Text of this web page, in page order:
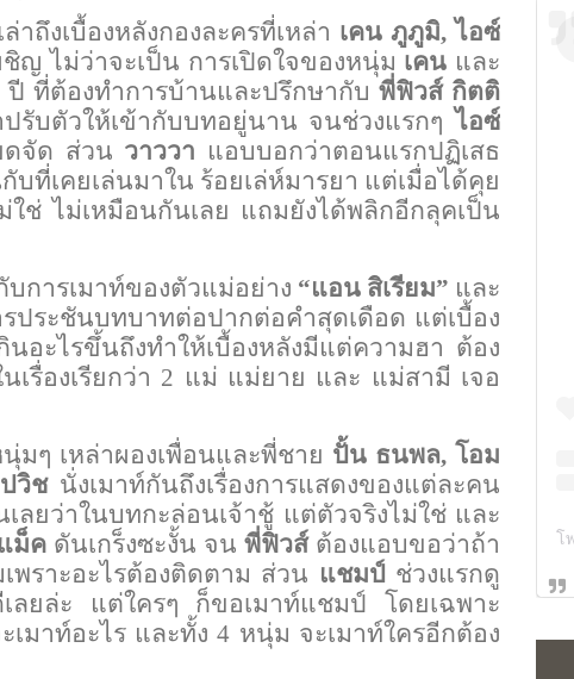
ล่าถึงเบื้องหลังกองละครที่เหล่า เคน ภูภูมิ, ไอซ์
ชิญ ไม่ว่าจะเป็น การเปิดใจของหนุ่ม เคน และ
ที่ต้องทำการบ้านและปรึกษากับ พี่ฟิวส์ กิตติ
รับตัวให้เข้ากับบทอยู่นาน จนช่วงแรกๆ ไอซ์
ดจัด ส่วน วาววา แอบบอกว่าตอนแรกปฏิเสธ
ที่เคยเล่นมาใน ร้อยเล่ห์มารยา แต่เมื่อได้คุย
ใช่ ไม่เหมือนกันเลย แถมยังได้พลิกอีกลุคเป็น
บการเมาท์ของตัวแม่อย่าง “แอน สิเรียม” และ
ประชันบทบาทต่อปากต่อคำสุดเดือด แต่เบื้อง
นอะไรขึ้นถึงทำให้เบื้องหลังมีแต่ความฮา ต้อง
นเรื่องเรียกว่า 2 แม่ แม่ยาย และ แม่สามี เจอ
ๆ เหล่าผองเพื่อนและพี่ชาย ปั้น ธนพล, โอม
วิชนั่งเมาท์กันถึงเรื่องการแสดงของแต่ละคน
ลยว่าในบทกะล่อนเจ้าชู้ แต่ตัวจริงไม่ใช่ และ
แม็ค ดันเกร็งซะงั้น จน พี่ฟิวส์ ต้องแอบขอว่าถ้า
พราะอะไรต้องติดตาม ส่วน แชมป์ ช่วงแรกดู
ลยล่ะ แต่ใครๆ ก็ขอเมาท์แชมป์ โดยเฉพาะ
เมาท์อะไร และทั้ง 4 หนุ่ม จะเมาท์ใครอีกต้อง